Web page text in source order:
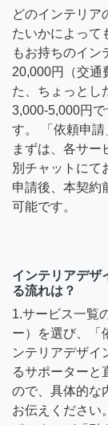
どのインテリア
たいかによって
もお持ちのイン
20,000円（交通
た、ちょっとし
3,000-5,000円
す。 「依頼申請
まずは、各サー
別チャットに
申請後、本契約
可能です。
インテリアデザ
る流れは？
1.サービス一覧
ー）を選び、「
ンテリアデザイ
るサポーターと
ので、具体的な
お伝えください